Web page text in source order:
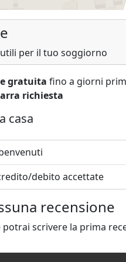
per il tuo soggiorno
gratuita fino a giorni
richiesta
casa
debito accettate
recensione
scrivere la prima